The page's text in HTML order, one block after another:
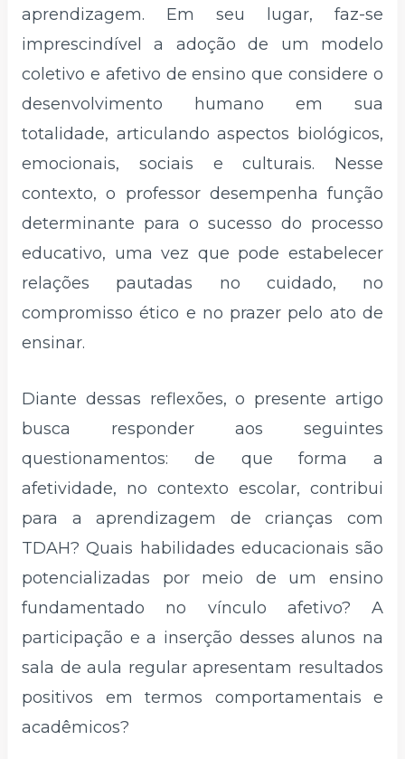
aprendizagem. Em seu lugar, faz-se
imprescindível a adoção de um modelo
coletivo e afetivo de ensino que considere o
desenvolvimento humano em sua
totalidade, articulando aspectos biológicos,
emocionais, sociais e culturais. Nesse
contexto, o professor desempenha função
determinante para o sucesso do processo
educativo, uma vez que pode estabelecer
relações pautadas no cuidado, no
compromisso ético e no prazer pelo ato de
ensinar.
Diante dessas reflexões, o presente artigo
busca responder aos seguintes
questionamentos: de que forma a
afetividade, no contexto escolar, contribui
para a aprendizagem de crianças com
TDAH? Quais habilidades educacionais são
potencializadas por meio de um ensino
fundamentado no vínculo afetivo? A
participação e a inserção desses alunos na
sala de aula regular apresentam resultados
positivos em termos comportamentais e
acadêmicos?